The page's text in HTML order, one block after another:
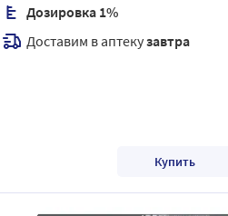
Дозировка 1%
Доставим в аптекузавтра
Купить